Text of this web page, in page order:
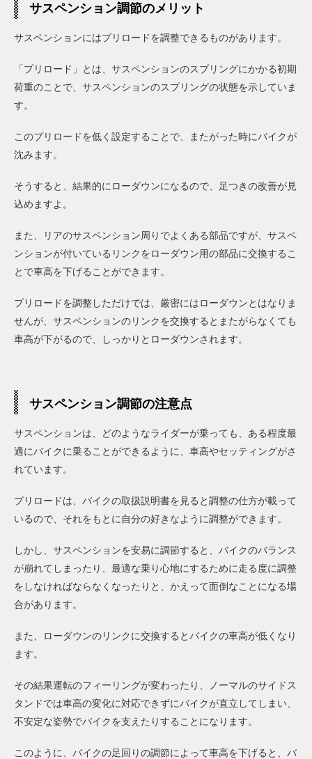
サスペンション調節のメリット
サスペンションにはプリロードを調整できるものがあります。
「プリロード」とは、サスペンションのスプリングにかかる初期
荷重のことで、サスペンションのスプリングの状態を示していま
す。
このプリロードを低く設定することで、またがった時にバイクが
沈みます。
そうすると、結果的にローダウンになるので、足つきの改善が見
込めますよ。
また、リアのサスペンション周りでよくある部品ですが、サスペ
ンションが付いているリンクをローダウン用の部品に交換するこ
とで車高を下げることができます。
プリロードを調整しただけでは、厳密にはローダウンとはなりま
せんが、サスペンションのリンクを交換するとまたがらなくても
車高が下がるので、しっかりとローダウンされます。
サスペンション調節の注意点
サスペンションは、どのようなライダーが乗っても、ある程度最
適にバイクに乗ることができるように、車高やセッティングがさ
れています。
プリロードは、バイクの取扱説明書を見ると調整の仕方が載って
いるので、それをもとに自分の好きなように調整ができます。
しかし、サスペンションを安易に調節すると、バイクのバランス
が崩れてしまったり、最適な乗り心地にするために走る度に調整
をしなければならなくなったりと、かえって面倒なことになる場
合があります。
また、ローダウンのリンクに交換するとバイクの車高が低くなり
ます。
その結果運転のフィーリングが変わったり、ノーマルのサイドス
タンドでは車高の変化に対応できずにバイクが直立してしまい、
不安定な姿勢でバイクを支えたりすることになります。
このように、バイクの足回りの調節によって車高を下げると、バ